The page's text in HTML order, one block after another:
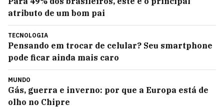
atributo de um bom pai
TECNOLOGIA
Pensando em trocar de celular? Seu smartphone
pode ficar ainda mais caro
MUNDO
Gás, guerra e inverno: por que a Europa está de
olho no Chipre